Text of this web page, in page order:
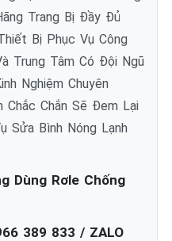
Trang Bị Đầy Đủ
Bị Phục Vụ Công
Trung Tâm Có Đội Ngũ
Nghiệm Chuyên
Chắc Chắn Sẽ Đem Lại
Sửa Bình Nóng Lạnh
Dùng Rơle Chống
389 833 / ZALO